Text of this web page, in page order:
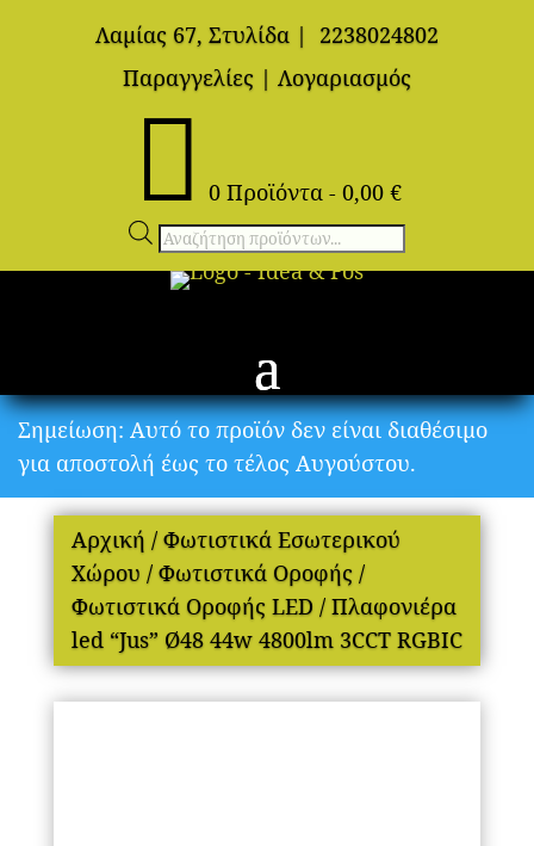
Λαμίας 67, Στυλίδα |
2238024802
Παραγγελίες | Λογαριασμός
 0 Προϊόντα - 0,00 €
Αναζήτηση
προϊόντων
Σημείωση: Αυτό το προϊόν δεν είναι διαθέσιμο
για αποστολή έως το τέλος Αυγούστου.
Αρχική / Φωτιστικά Εσωτερικού
Χώρου / Φωτιστικά Οροφής/
Φωτιστικά Οροφής LED/ Πλαφονιέρα
led “Jus” Ø48 44w 4800lm 3CCT RGBIC